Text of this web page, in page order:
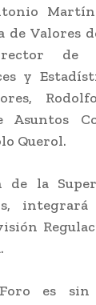
de Valores
de
y
Asuntos
Querol.
de la
es sin